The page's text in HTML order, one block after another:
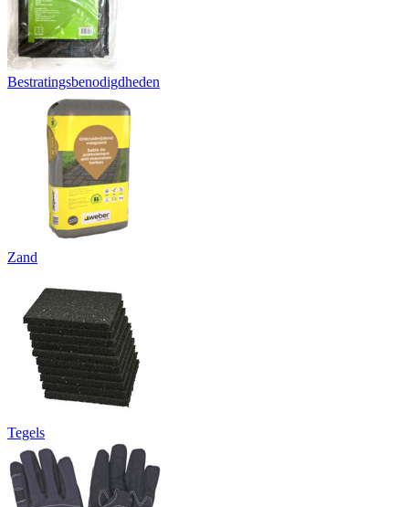
Bestratingsbenodigdheden
Zand
Tegels